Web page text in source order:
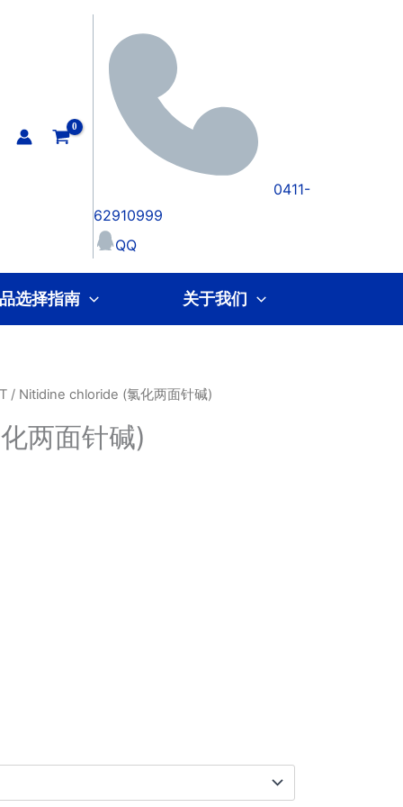
0411-
62910999
QQ
选择指南 关于我们
/ Nitidine chloride (氯化两面针碱)
两面针碱)